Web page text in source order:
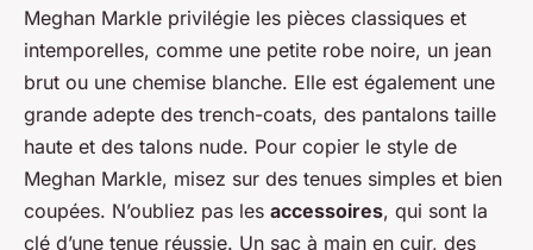
Meghan Markle privilégie les pièces classiques et
intemporelles, comme une petite robe noire, un jean
brut ou une chemise blanche. Elle est également une
grande adepte des trench-coats, des pantalons taille
haute et des talons nude. Pour copier le style de
Meghan Markle, misez sur des tenues simples et bien
coupées. N’oubliez pas les accessoires, qui sont la
clé d’une tenue réussie. Un sac à main en cuir, des